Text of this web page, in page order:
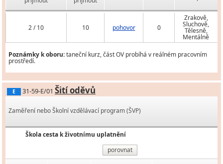
2 / 10 10 pohovor 0
Zrakově,
Sluchově,
Tělesně,
Mentálně
Poznámky k oboru:taneční kurz, část OV probíhá v reálném pracovním
prostředí.
E 31-59-E/01 Šití oděvů
Zaměření nebo Školní vzdělávací program (ŠVP)
Škola cesta k životnímu uplatnění
porovnat